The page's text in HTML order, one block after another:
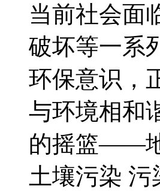
当前社会面
破坏等一系
环保意识，
与环境相和
的摇篮——
土壤污染 污